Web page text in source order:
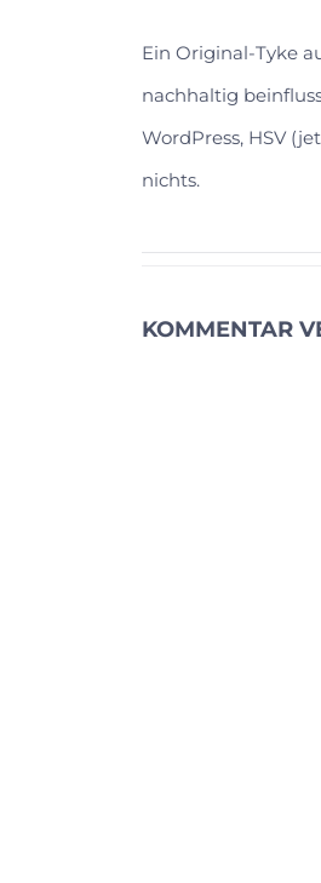
Ein Original-Tyke
nachhaltig
WordPress, HSV
nichts.
KOMMENTAR